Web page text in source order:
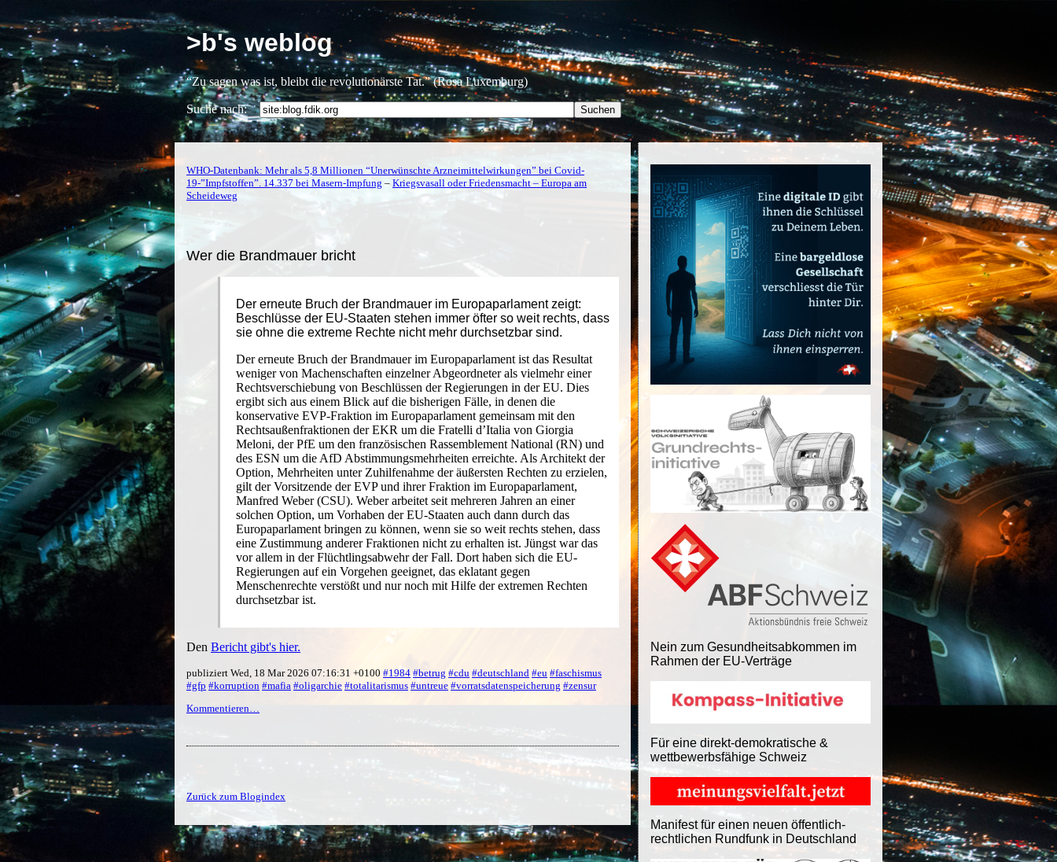
>b's weblog
“Zu sagen was ist, bleibt die revolutionärste Tat.” (Rosa Luxemburg)
Suche nach:
Nein zum Gesundheitsabkommen im
Rahmen der EU-Verträge
Für eine direkt-demokratische &
wettbewerbsfähige Schweiz
Manifest für einen neuen öffentlich-
rechtlichen Rundfunk in Deutschland
WHO-Datenbank: Mehr als 5,8 Millionen “Unerwünschte Arzneimittelwirkungen” bei Covid-
19-”Impfstoffen”. 14.337 bei Masern-Impfung – Kriegsvasall oder Friedensmacht – Europa am
Scheideweg
Wer die Brandmauer bricht
Der erneute Bruch der Brandmauer im Europaparlament zeigt:
Beschlüsse der EU-Staaten stehen immer öfter so weit rechts, dass
sie ohne die extreme Rechte nicht mehr durchsetzbar sind.
Der erneute Bruch der Brandmauer im Europaparlament ist das Resultat
weniger von Machenschaften einzelner Abgeordneter als vielmehr einer
Rechtsverschiebung von Beschlüssen der Regierungen in der EU. Dies
ergibt sich aus einem Blick auf die bisherigen Fälle, in denen die
konservative EVP-Fraktion im Europaparlament gemeinsam mit den
Rechtsaußenfraktionen der EKR um die Fratelli d’Italia von Giorgia
Meloni, der PfE um den französischen Rassemblement National (RN) und
des ESN um die AfD Abstimmungsmehrheiten erreichte. Als Architekt der
Option, Mehrheiten unter Zuhilfenahme der äußersten Rechten zu erzielen,
gilt der Vorsitzende der EVP und ihrer Fraktion im Europaparlament,
Manfred Weber (CSU). Weber arbeitet seit mehreren Jahren an einer
solchen Option, um Vorhaben der EU-Staaten auch dann durch das
Europaparlament bringen zu können, wenn sie so weit rechts stehen, dass
eine Zustimmung anderer Fraktionen nicht zu erhalten ist. Jüngst war das
vor allem in der Flüchtlingsabwehr der Fall. Dort haben sich die EU-
Regierungen auf ein Vorgehen geeignet, das eklatant gegen
Menschenrechte verstößt und nur noch mit Hilfe der extremen Rechten
durchsetzbar ist.
Den Bericht gibt's hier.
publiziert Wed, 18 Mar 2026 07:16:31 +0100 #1984 #betrug #cdu #deutschland #eu #faschismus
#gfp #korruption #mafia #oligarchie #totalitarismus #untreue #vorratsdatenspeicherung #zensur
Kommentieren…
Zurück zum Blogindex